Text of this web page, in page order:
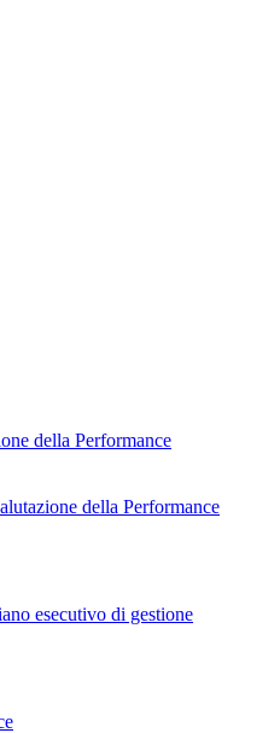
della Performance
della Performance
esecutivo di gestione